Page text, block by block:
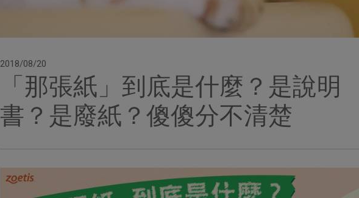
2018/08/20
「那張紙」到底是什麼？是說明
書？是廢紙？傻傻分不清楚